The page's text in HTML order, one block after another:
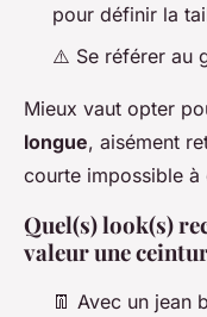
pour définir la
⚠️ Se référer au
Mieux vaut opter
longue, aisément
courte impossible à
Quel(s) look(s)
valeur une
👖 Avec un jean